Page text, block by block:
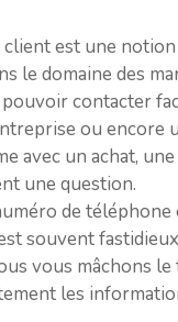
client est une
le domaine des
pouvoir contacter
ou encore
avec un achat,
une question.
de téléphone
souvent
vous mâchons
les